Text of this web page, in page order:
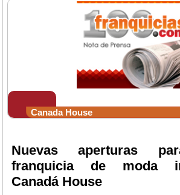
Canada House
Nuevas aperturas
franquicia de moda
Canadá House